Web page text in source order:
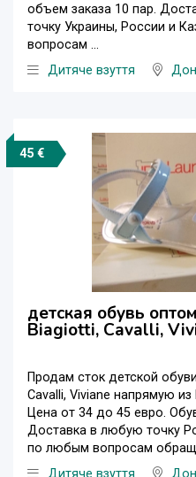
объем заказа 10 пар.
точку Украины, России и
вопросам ...
Дитяче взуття
45 €
детская обувь
Biagiotti, Cavalli,
Продам сток детской
Cavalli, Viviane напрямую
Цена от 34 до 45 евро.
Доставка в любую точку
по любым вопросам
Дитяче взуття